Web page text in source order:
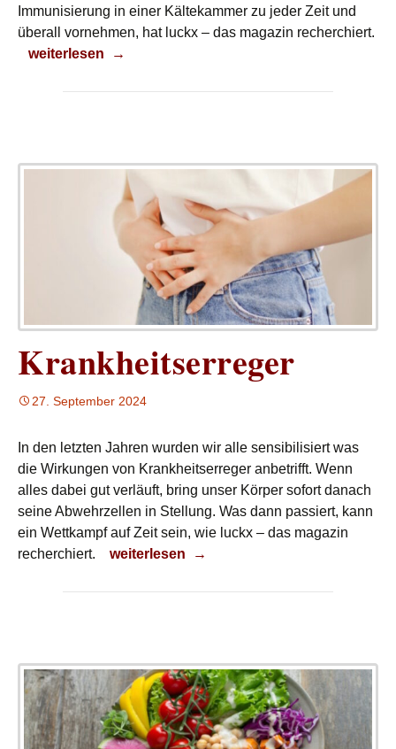
Immunisierung in einer Kältekammer zu jeder Zeit und
überall vornehmen, hat luckx – das magazin recherchiert.
Extreme Kälte
weiterlesen →
Krankheitserreger
27. September 2024
In den letzten Jahren wurden wir alle sensibilisiert was
die Wirkungen von Krankheitserreger anbetrifft. Wenn
alles dabei gut verläuft, bring unser Körper sofort danach
seine Abwehrzellen in Stellung. Was dann passiert, kann
ein Wettkampf auf Zeit sein, wie luckx – das magazin
recherchiert.
Krankheitserreger
weiterlesen →